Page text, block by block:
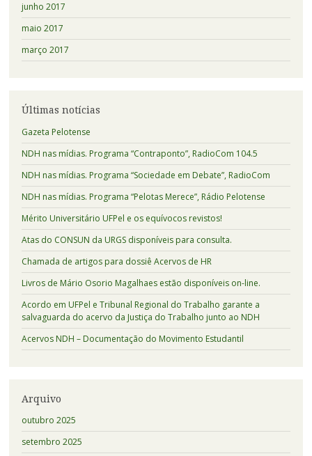
junho 2017
maio 2017
março 2017
Últimas notícias
Gazeta Pelotense
NDH nas mídias. Programa “Contraponto”, RadioCom 104.5
NDH nas mídias. Programa “Sociedade em Debate”, RadioCom
NDH nas mídias. Programa “Pelotas Merece”, Rádio Pelotense
Mérito Universitário UFPel e os equívocos revistos!
Atas do CONSUN da URGS disponíveis para consulta.
Chamada de artigos para dossiê Acervos de HR
Livros de Mário Osorio Magalhaes estão disponíveis on-line.
Acordo em UFPel e Tribunal Regional do Trabalho garante a
salvaguarda do acervo da Justiça do Trabalho junto ao NDH
Acervos NDH – Documentação do Movimento Estudantil
Arquivo
outubro 2025
setembro 2025